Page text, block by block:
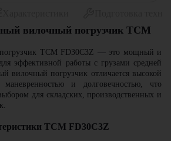
вилочный погрузчик TCM
TCM FD30C3Z — это мощный и
эффективной работы с грузами средней
вилочный погрузчик отличается высокой
маневренностью и долговечностью, что
для складских, производственных и
TCM FD30C3Z